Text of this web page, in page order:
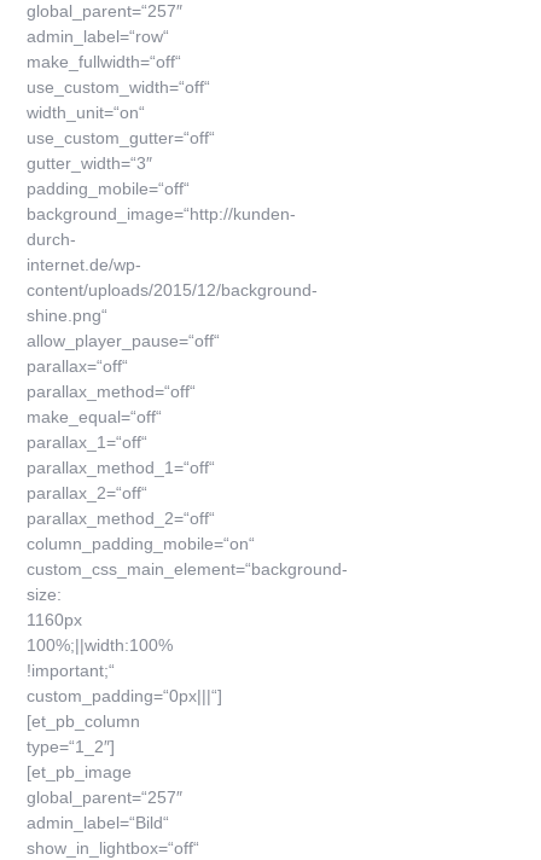
global_parent=“257″
admin_label=“row“
make_fullwidth=“off“
use_custom_width=“off“
width_unit=“on“
use_custom_gutter=“off“
gutter_width=“3″
padding_mobile=“off“
background_image=“http://kunden-
durch-
internet.de/wp-
content/uploads/2015/12/background-
shine.png“
allow_player_pause=“off“
parallax=“off“
parallax_method=“off“
make_equal=“off“
parallax_1=“off“
parallax_method_1=“off“
parallax_2=“off“
parallax_method_2=“off“
column_padding_mobile=“on“
custom_css_main_element=“background-
size:
1160px
100%;||width:100%
!important;“
custom_padding=“0px|||“]
[et_pb_column
type=“1_2″]
[et_pb_image
global_parent=“257″
admin_label=“Bild“
show_in_lightbox=“off“